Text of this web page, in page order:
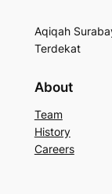
Aqiqah
Terdekat
About
Team
History
Careers